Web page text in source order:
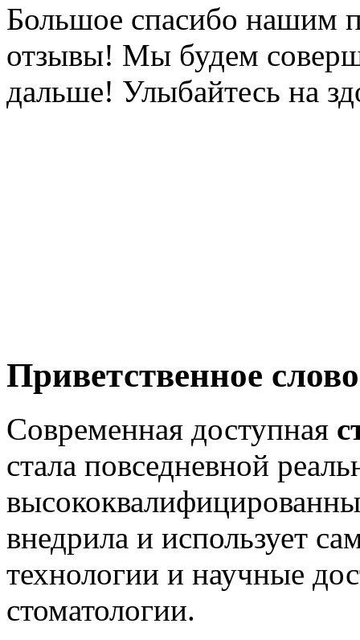
Большое спасибо нашим
отзывы! Мы будем
дальше! Улыбайтесь на
Приветственное
Современная доступная
стала повседневной
внедрила и использует
технологии и научные
стоматологии.